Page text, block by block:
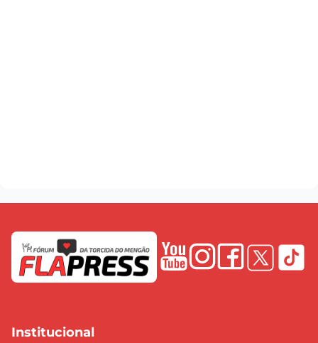
Institucional